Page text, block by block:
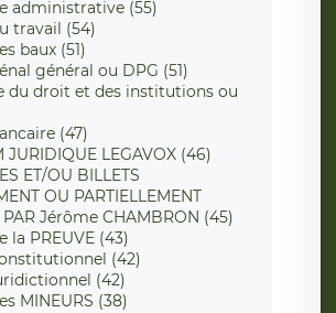
administrative (55)
travail (54)
baux (51)
général ou DPG (51)
du droit et des institutions ou
(47)
JURIDIQUE LEGAVOX (46)
ET/OU BILLETS
OU PARTIELLEMENT
PAR Jérôme CHAMBRON (45)
la PREUVE (43)
(42)
(42)
MINEURS (38)